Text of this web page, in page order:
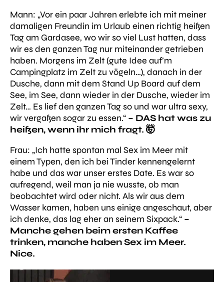
Mann: „Vor ein paar Jahren erlebte ich mit meiner
damaligen Freundin im Urlaub einen richtig heißen
Tag am Gardasee, wo wir so viel Lust hatten, dass
wir es den ganzen Tag nur miteinander getrieben
haben. Morgens im Zelt (gute Idee auf’m
Campingplatz im Zelt zu vögeln…), danach in der
Dusche, dann mit dem Stand Up Board auf dem
See, im See, dann wieder in der Dusche, wieder im
Zelt… Es lief den ganzen Tag so und war ultra sexy,
wir vergaßen sogar zu essen.“ – DAS hat was zu
heißen, wenn ihr mich fragt. 🤯
Frau: „Ich hatte spontan mal Sex im Meer mit
einem Typen, den ich bei Tinder kennengelernt
habe und das war unser erstes Date. Es war so
aufregend, weil man ja nie wusste, ob man
beobachtet wird oder nicht. Als wir aus dem
Wasser kamen, haben uns einige angeschaut, aber
ich denke, das lag eher an seinem Sixpack.“ –
Manche gehen beim ersten Kaffee
trinken, manche haben Sex im Meer.
Nice.